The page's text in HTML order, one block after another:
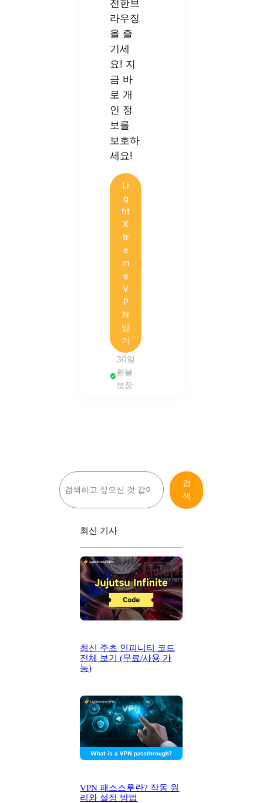
전한브
라우징
을 즐
기세
요! 지
금 바
로 개
인 정
보를
보호하
세요!
Li
g
ht
X
tr
e
m
e
V
P
N
받
기
30일
환불
보장
검
색
검
색
최신 기사
최신 주츠 인피니티 코드
전체 보기 (무료/사용 가
능)
VPN 패스스루란? 작동 원
리와 설정 방법